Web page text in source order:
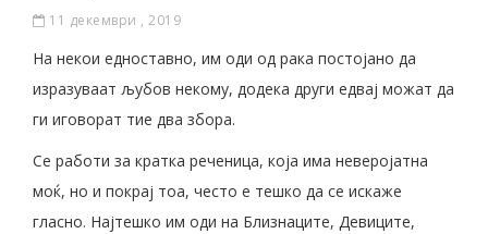
11 декември , 2019
На некои едноставно, им оди од рака постојано да
изразуваат љубов некому, додека други едвај можат да
ги иговорат тие два збора.
Се работи за кратка реченица, која има неверојатна
моќ, но и покрај тоа, често е тешко да се искаже
гласно. Најтешко им оди на Близнаците, Девиците,